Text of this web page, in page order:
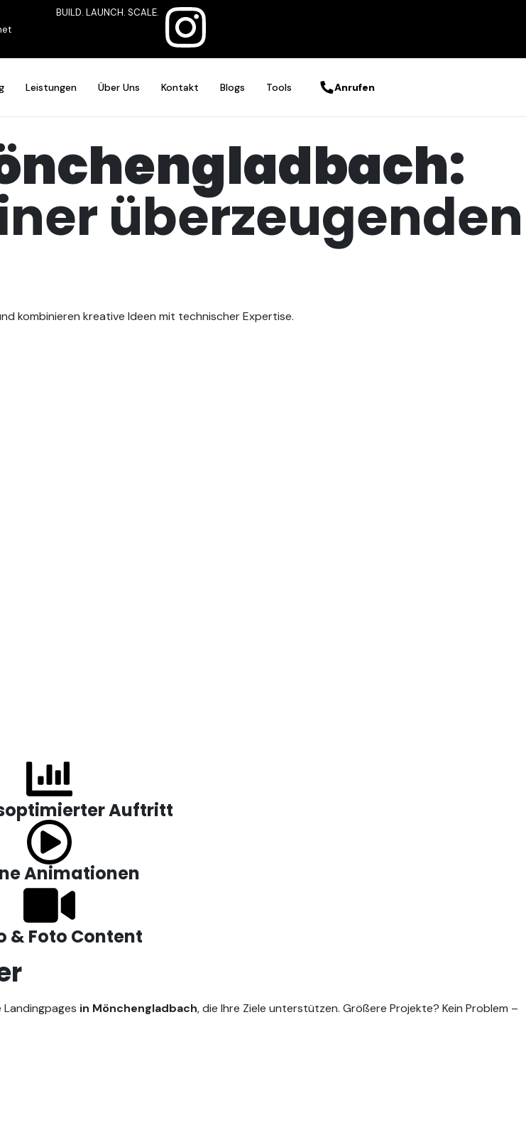
BUILD. LAUNCH. SCALE.
Leistungen Über Uns Kontakt Blogs Tools Anrufen
überzeugenden
kombinieren kreative Ideen mit technischer Expertise.
Auftritt
Animationen
& Foto Content
in Mönchengladbach, die Ihre Ziele unterstützen. Größere Projekte? Kein Problem –